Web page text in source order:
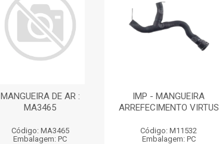
MANGUEIRA DE AR :
MA3465
Código: MA3465
Embalagem: PC
IMP - MANGUEIRA
ARREFECIMENTO VIRTUS
Código: M11532
Embalagem: PC